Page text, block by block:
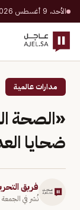
الأحد، 9 أغسطس 2026 · 26 صفر 1448 هـ
مدارات عالمية
«الصحة
ضحايا
فريق
نُشر في الجمعة 24 أبريل 2026